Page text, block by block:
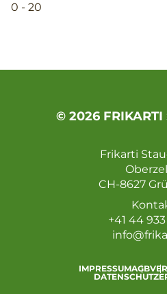
0 - 20
© 2026 FRIKARTI
Frikarti
CH-8627
+41 44
IMPRESSUMAGB